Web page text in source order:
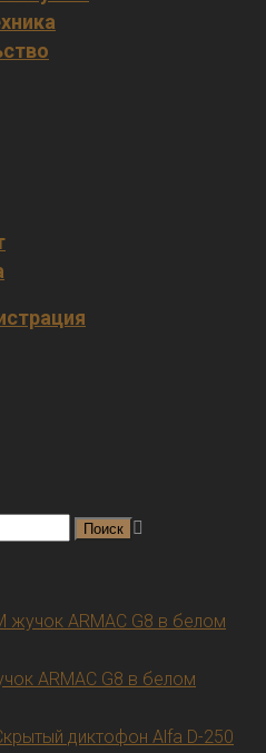
жучок ARMAC G8 в белом
ARMAC G8 в белом
диктофон Alfa D-250